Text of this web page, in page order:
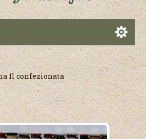
1l confezionata